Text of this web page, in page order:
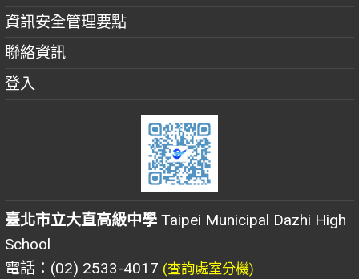
資訊安全管理要點
聯絡資訊
登入
臺北市立大直高級中學 Taipei Municipal Dazhi High
School
電話：(02) 2533-4017 (查詢處室分機)